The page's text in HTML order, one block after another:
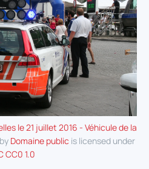
le 21 juillet 2016 - Véhicule de la
Domaine public is licensed under
CC0 1.0